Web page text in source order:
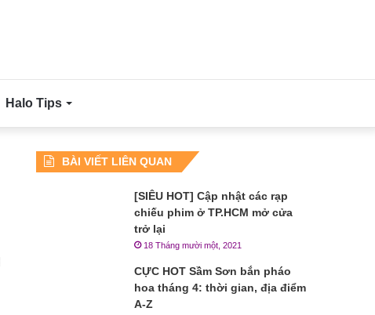
Halo Tips
BÀI VIẾT LIÊN QUAN
[SIÊU HOT] Cập nhật các rạp
chiếu phim ở TP.HCM mở cửa
trở lại
18 Tháng mười một, 2021
CỰC HOT Sầm Sơn bắn pháo
hoa tháng 4: thời gian, địa điểm
A-Z